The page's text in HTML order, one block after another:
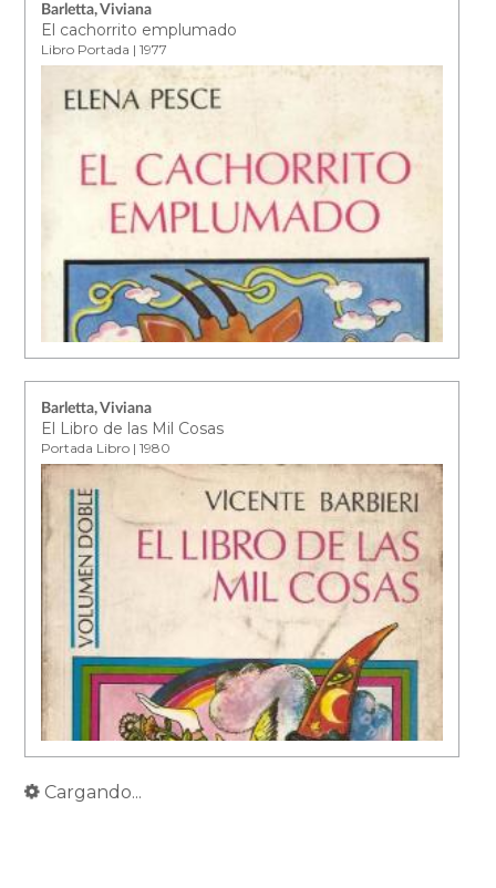
Barletta, Viviana
El cachorrito emplumado
Libro Portada | 1977
Barletta, Viviana
El Libro de las Mil Cosas
Portada Libro | 1980
Cargando...